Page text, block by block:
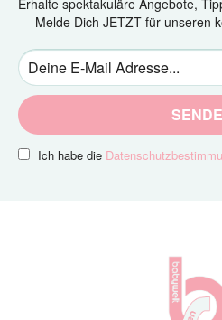
Melde Dich JETZT für unseren
Ich habe die